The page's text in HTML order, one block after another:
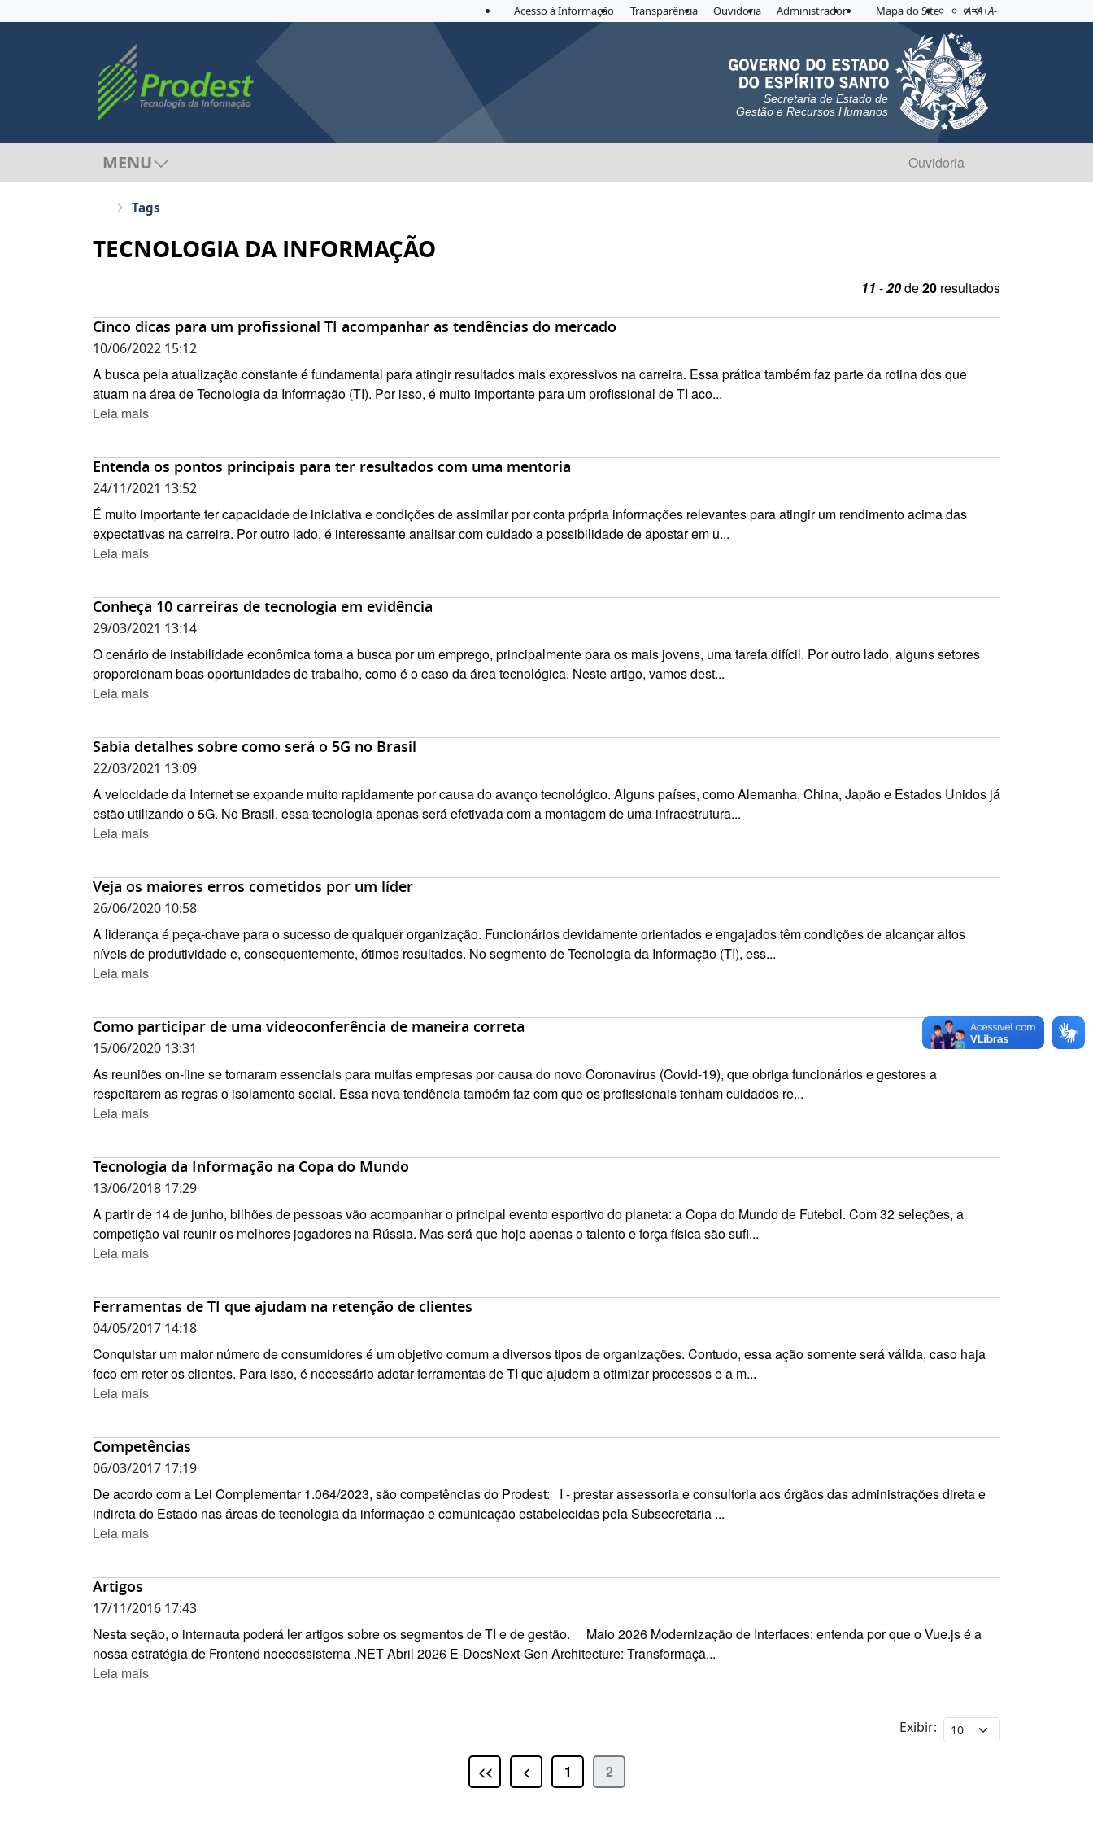
Acesso à Informação Transparência Ouvidoria Administrador Mapa do Site Acessibilidade
Aplicar contraste
A=A+A-
Secretaria de Estado de
Gestão e Recursos Humanos
MENU Ouvidoria
Tags
TECNOLOGIA DA INFORMAÇÃO
11 -20de20 resultados
Cinco dicas para um profissional TI acompanhar as tendências do mercado
10/06/2022 15:12
A busca pela atualização constante é fundamental para atingir resultados mais expressivos na carreira. Essa prática também faz parte da rotina dos que
atuam na área de Tecnologia da Informação (TI). Por isso, é muito importante para um profissional de TI aco...
Leia mais
Entenda os pontos principais para ter resultados com uma mentoria
24/11/2021 13:52
É muito importante ter capacidade de iniciativa e condições de assimilar por conta própria informações relevantes para atingir um rendimento acima das
expectativas na carreira. Por outro lado, é interessante analisar com cuidado a possibilidade de apostar em u...
Leia mais
Conheça 10 carreiras de tecnologia em evidência
29/03/2021 13:14
O cenário de instabilidade econômica torna a busca por um emprego, principalmente para os mais jovens, uma tarefa difícil. Por outro lado, alguns setores
proporcionam boas oportunidades de trabalho, como é o caso da área tecnológica. Neste artigo, vamos dest...
Leia mais
Sabia detalhes sobre como será o 5G no Brasil
22/03/2021 13:09
A velocidade da Internet se expande muito rapidamente por causa do avanço tecnológico. Alguns países, como Alemanha, China, Japão e Estados Unidos já
estão utilizando o 5G. No Brasil, essa tecnologia apenas será efetivada com a montagem de uma infraestrutura...
Leia mais
Veja os maiores erros cometidos por um líder
26/06/2020 10:58
A liderança é peça-chave para o sucesso de qualquer organização. Funcionários devidamente orientados e engajados têm condições de alcançar altos
níveis de produtividade e, consequentemente, ótimos resultados. No segmento de Tecnologia da Informação (TI), ess...
Leia mais
Como participar de uma videoconferência de maneira correta
15/06/2020 13:31
As reuniões on-line se tornaram essenciais para muitas empresas por causa do novo Coronavírus (Covid-19), que obriga funcionários e gestores a
respeitarem as regras o isolamento social. Essa nova tendência também faz com que os profissionais tenham cuidados re...
Leia mais
Tecnologia da Informação na Copa do Mundo
13/06/2018 17:29
A partir de 14 de junho, bilhões de pessoas vão acompanhar o principal evento esportivo do planeta: a Copa do Mundo de Futebol. Com 32 seleções, a
competição vai reunir os melhores jogadores na Rússia. Mas será que hoje apenas o talento e força física são sufi...
Leia mais
Ferramentas de TI que ajudam na retenção de clientes
04/05/2017 14:18
Conquistar um maior número de consumidores é um objetivo comum a diversos tipos de organizações. Contudo, essa ação somente será válida, caso haja
foco em reter os clientes. Para isso, é necessário adotar ferramentas de TI que ajudem a otimizar processos e a m...
Leia mais
Competências
06/03/2017 17:19
De acordo com a Lei Complementar 1.064/2023, são competências do Prodest: I - prestar assessoria e consultoria aos órgãos das administrações direta e
indireta do Estado nas áreas de tecnologia da informação e comunicação estabelecidas pela Subsecretaria ...
Leia mais
Artigos
17/11/2016 17:43
Nesta seção, o internauta poderá ler artigos sobre os segmentos de TI e de gestão. Maio 2026 Modernização de Interfaces: entenda por que o Vue.js é a
nossa estratégia de Frontend noecossistema .NET Abril 2026 E-DocsNext-Gen Architecture: Transformaçã...
Leia mais
Exibir:
<< < 1 2